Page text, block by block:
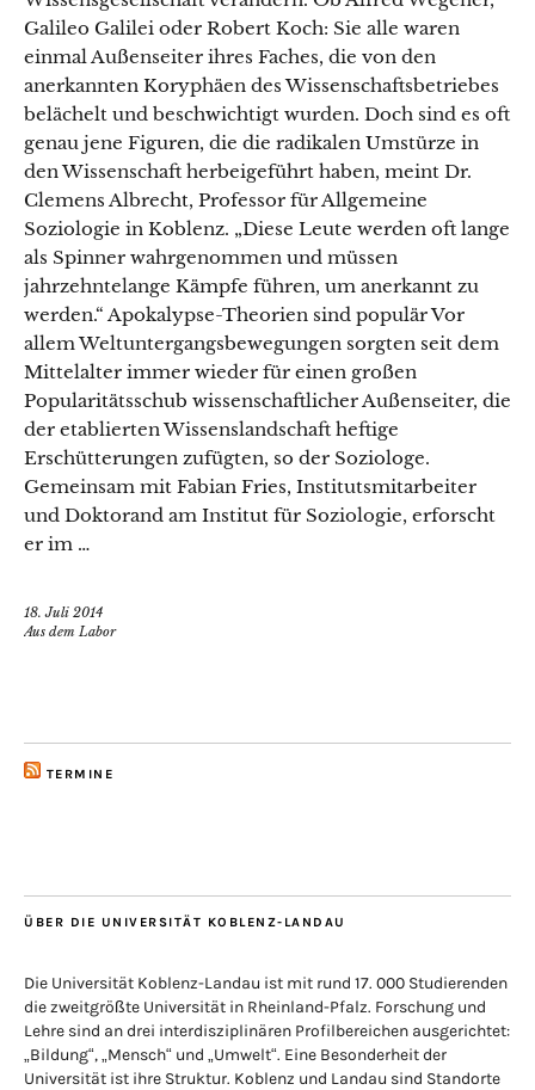
Galileo Galilei oder Robert Koch: Sie alle waren
einmal Außenseiter ihres Faches, die von den
anerkannten Koryphäen des Wissenschaftsbetriebes
belächelt und beschwichtigt wurden. Doch sind es oft
genau jene Figuren, die die radikalen Umstürze in
den Wissenschaft herbeigeführt haben, meint Dr.
Clemens Albrecht, Professor für Allgemeine
Soziologie in Koblenz. „Diese Leute werden oft lange
als Spinner wahrgenommen und müssen
jahrzehntelange Kämpfe führen, um anerkannt zu
werden.“ Apokalypse-Theorien sind populär Vor
allem Weltuntergangsbewegungen sorgten seit dem
Mittelalter immer wieder für einen großen
Popularitätsschub wissenschaftlicher Außenseiter, die
der etablierten Wissenslandschaft heftige
Erschütterungen zufügten, so der Soziologe.
Gemeinsam mit Fabian Fries, Institutsmitarbeiter
und Doktorand am Institut für Soziologie, erforscht
er im …
18. Juli 2014
Aus dem Labor
TERMINE
ÜBER DIE UNIVERSITÄT KOBLENZ-LANDAU
Die Universität Koblenz-Landau ist mit rund 17. 000 Studierenden
die zweitgrößte Universität in Rheinland-Pfalz. Forschung und
Lehre sind an drei interdisziplinären Profilbereichen ausgerichtet:
„Bildung“, „Mensch“ und „Umwelt“. Eine Besonderheit der
Universität ist ihre Struktur. Koblenz und Landau sind Standorte